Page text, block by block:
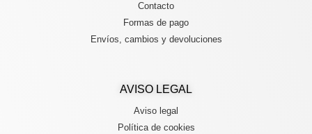
AVISO LEGAL
Aviso legal
Política de cookies
Contacto
Formas de pago
Envíos, cambios y devoluciones